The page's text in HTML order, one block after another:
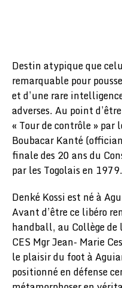
Destin atypique que
remarquable pour
et d’une rare
adverses. Au point
« Tour de contrôle »
Boubacar Kanté
finale des 20 ans du
par les Togolais en 1979.
Denké Kossi est né à
Avant d’être ce libéro
handball, au Collège de
CES Mgr Jean- Marie
le plaisir du foot à
positionné en défense